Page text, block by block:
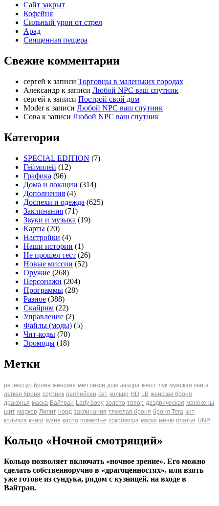
Сайт закрыт
Кофейня
Cильный урон от стрел
Арад
Священная пещера
Свежие комментарии
cергей к записи Торговцы в маленьких городах
Александр к записи Любой NPC ваш спутник
cергей к записи Построй свой дом
Moderк записи Любой NPC ваш спутник
Сова к записи Любой NPC ваш спутник
Категории
SPECIAL EDITION (7)
Геймплей (12)
Графика (96)
Дома и локации (314)
Дополнения (4)
Доспехи и одежда (625)
Заклинания (71)
Звуки и музыка (19)
Карты (20)
Настройки (4)
Наши истории (1)
Не прошел тест (26)
Новые миссии (52)
Оружие (268)
Персонажи (204)
Программы (28)
Разное (388)
Скайрим (22)
Управление (2)
Файлы (моды) (5)
Чит-коды (70)
Эромоды (18)
Метки
ретекстур броня женская меч секси дом даэдра квест лук мужская книга
легкая броня спутник реплейсер сет кольцо HD LB женская броня
драконья маска Вайтран Lady body золото топор даэдрическая манекены
щит маркер Лилит норд заклинания тяжелая броня броня Tera чит
кольчуга книги кузня карта поместье сокровища маски меню платье UNP
Кольцо «Ночной смотрящий»
Кольцо позволяет включать «ночное зрение». Его можно
сделать собственноручно в «драгоценностях», или взять
уже готове из сундука, рядом с кузницей, на входе в
Вайтран.